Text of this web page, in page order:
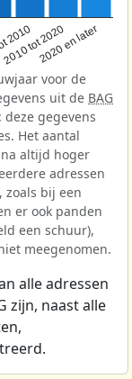
2010
2010 tot 20202020 en later
voor de
uit de BAG
gegevens
Het aantal
altijd hoger
adressen
zoals bij een
er ook panden
een schuur),
meegenomen.
alle adressen
zijn, naast alle